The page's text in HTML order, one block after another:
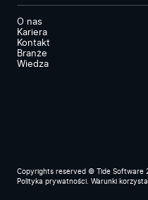
O nas
Kariera
Kontakt
Branże
Wiedza
Copyrights reserved © Tide Software
Polityka prywatności . Warunki